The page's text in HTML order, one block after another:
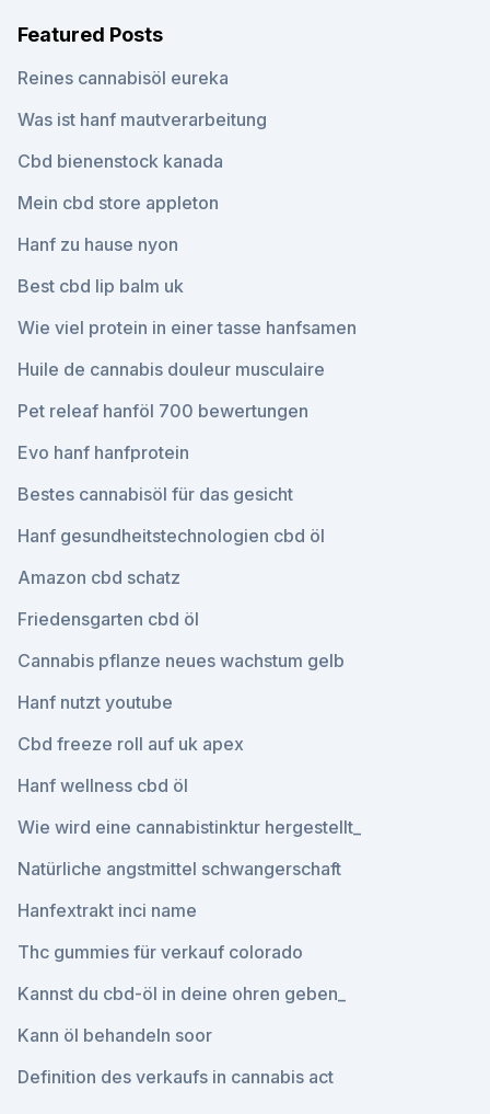
Featured Posts
Reines cannabisöl eureka
Was ist hanf mautverarbeitung
Cbd bienenstock kanada
Mein cbd store appleton
Hanf zu hause nyon
Best cbd lip balm uk
Wie viel protein in einer tasse hanfsamen
Huile de cannabis douleur musculaire
Pet releaf hanföl 700 bewertungen
Evo hanf hanfprotein
Bestes cannabisöl für das gesicht
Hanf gesundheitstechnologien cbd öl
Amazon cbd schatz
Friedensgarten cbd öl
Cannabis pflanze neues wachstum gelb
Hanf nutzt youtube
Cbd freeze roll auf uk apex
Hanf wellness cbd öl
Wie wird eine cannabistinktur hergestellt_
Natürliche angstmittel schwangerschaft
Hanfextrakt inci name
Thc gummies für verkauf colorado
Kannst du cbd-öl in deine ohren geben_
Kann öl behandeln soor
Definition des verkaufs in cannabis act